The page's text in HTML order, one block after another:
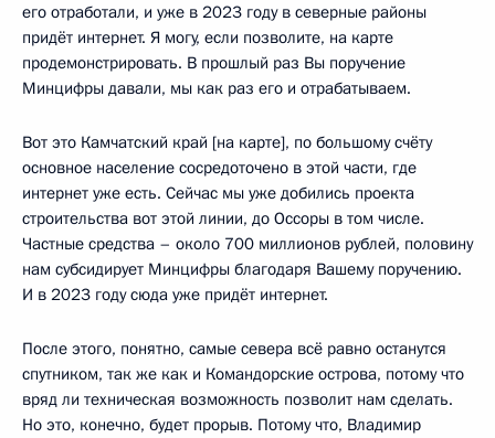
его отработали, и уже в 2023 году в северные районы
придёт интернет. Я могу, если позволите, на карте
продемонстрировать. В прошлый раз Вы поручение
Минцифры давали, мы как раз его и отрабатываем.
Вот это Камчатский край [на карте], по большому счёту
основное население сосредоточено в этой части, где
интернет уже есть. Сейчас мы уже добились проекта
строительства вот этой линии, до Оссоры в том числе.
Частные средства – около 700 миллионов рублей, половину
нам субсидирует Минцифры благодаря Вашему поручению.
И в 2023 году сюда уже придёт интернет.
После этого, понятно, самые севера всё равно останутся
спутником, так же как и Командорские острова, потому что
вряд ли техническая возможность позволит нам сделать.
Но это, конечно, будет прорыв. Потому что, Владимир